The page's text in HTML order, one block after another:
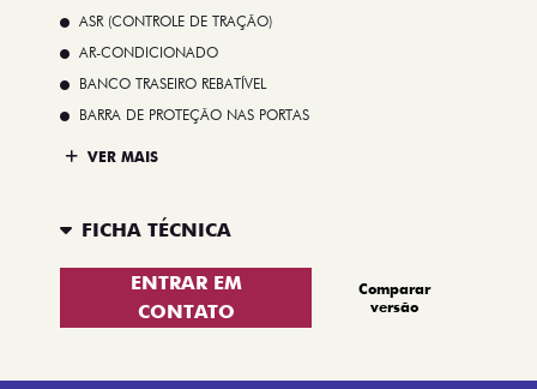
ASR (CONTROLE DE TRAÇÃO)
AR-CONDICIONADO
BANCO TRASEIRO REBATÍVEL
BARRA DE PROTEÇÃO NAS PORTAS
VER MAIS
FICHA TÉCNICA
ENTRAR EM
CONTATO
Comparar
versão